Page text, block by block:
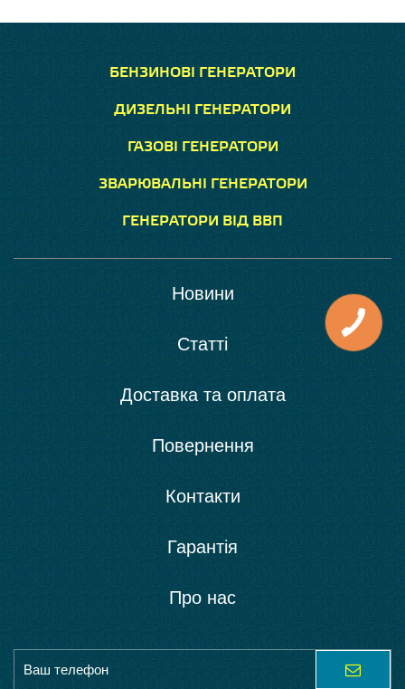
БЕНЗИНОВІ ГЕНЕРАТОРИ
ДИЗЕЛЬНІ ГЕНЕРАТОРИ
ГАЗОВІ ГЕНЕРАТОРИ
ЗВАРЮВАЛЬНІ ГЕНЕРАТОРИ
ГЕНЕРАТОРИ ВІД ВВП
Новини
Статті
Доставка та оплата
Повернення
Контакти
Гарантія
Про нас